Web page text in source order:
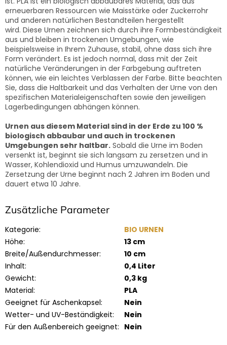
erneuerbaren Ressourcen wie Maisstärke oder Zuckerrohr
und anderen natürlichen Bestandteilen hergestellt
wird. Diese Urnen zeichnen sich durch ihre Formbeständigkeit
aus und bleiben in trockenen Umgebungen, wie
beispielsweise in Ihrem Zuhause, stabil, ohne dass sich ihre
Form verändert. Es ist jedoch normal, dass mit der Zeit
natürliche Veränderungen in der Farbgebung auftreten
können, wie ein leichtes Verblassen der Farbe. Bitte beachten
Sie, dass die Haltbarkeit und das Verhalten der Urne von den
spezifischen Materialeigenschaften sowie den jeweiligen
Lagerbedingungen abhängen können.
Urnen aus diesem Material sind in der Erde zu 100 %
biologisch abbaubar und auch in trockenen
Umgebungen sehr haltbar. Sobald die Urne im Boden
versenkt ist, beginnt sie sich langsam zu zersetzen und in
Wasser, Kohlendioxid und Humus umzuwandeln. Die
Zersetzung der Urne beginnt nach 2 Jahren im Boden und
dauert etwa 10 Jahre.
Zusätzliche Parameter
Kategorie:
BIO URNEN
Höhe:
13 cm
Breite/Außendurchmesser:
10 cm
Inhalt:
0,4 Liter
Gewicht:
0,3 kg
Material:
PLA
Geeignet für Aschenkapsel:
Nein
Wetter- und UV-Beständigkeit:
Nein
Für den Außenbereich geeignet: Nein